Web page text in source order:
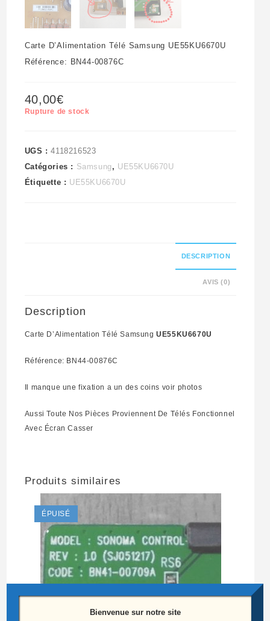
Carte D’Alimentation Télé Samsung UE55KU6670U
Référence: BN44-00876C
40,00€
Rupture de stock
UGS :4118216523
Catégories : Samsung, UE55KU6670U
Étiquette : UE55KU6670U
DESCRIPTION
AVIS (0)
Description
Carte D’Alimentation Télé SamsungUE55KU6670U
Référence: BN44-00876C
Il manque une fixation a un des coins voir photos
Aussi Toute Nos Pièces Proviennent De Télés Fonctionnel
Avec Écran Casser
Produits similaires
ÉPUISÉ
Bienvenue sur notre site